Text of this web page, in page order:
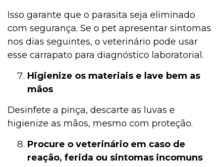
Isso garante que o parasita seja eliminado
com segurança. Se o pet apresentar sintomas
nos dias seguintes, o veterinário pode usar
esse carrapato para diagnóstico laboratorial.
Higienize os materiais e lave bem as
mãos
Desinfete a pinça, descarte as luvas e
higienize as mãos, mesmo com proteção.
Procure o veterinário em caso de
reação, ferida ou sintomas incomuns